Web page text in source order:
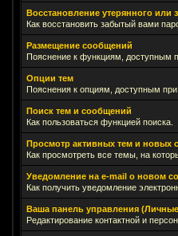
Восстановление утерянного или
Как восстановить забытый вами
Размещение сообщений
Пояснение к функциям, доступным
Опции тем
Пояснения к опциям, доступным
Поиск тем и сообщений
Как пользоваться функцией поиска.
Просмотр активных тем и новых
Как просмотреть все темы, на
Уведомление на е-mail о новом
Как получить уведомление
Ваша панель управления
Редактирование контактной и